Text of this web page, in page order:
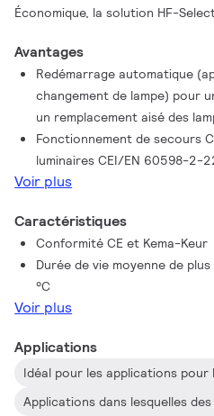
Économique, la solution HF-
internationales de sécurité et de
solution HF-Selectalume II est
dispositifs d'éclairage intérieur
plafonniers et des luminaires
dans les bureaux, les
restauration ainsi que dans
par l'installation de dispositifs de
Avantages
Redémarrage automatique
changement de lampe) pour
un remplacement aisé des
Fonctionnement de secours
luminaires CEI/EN 60598-2-
Voir plus
Caractéristiques
Conformité CE et Kema-Keur
Durée de vie moyenne de
°C
Voir plus
Applications